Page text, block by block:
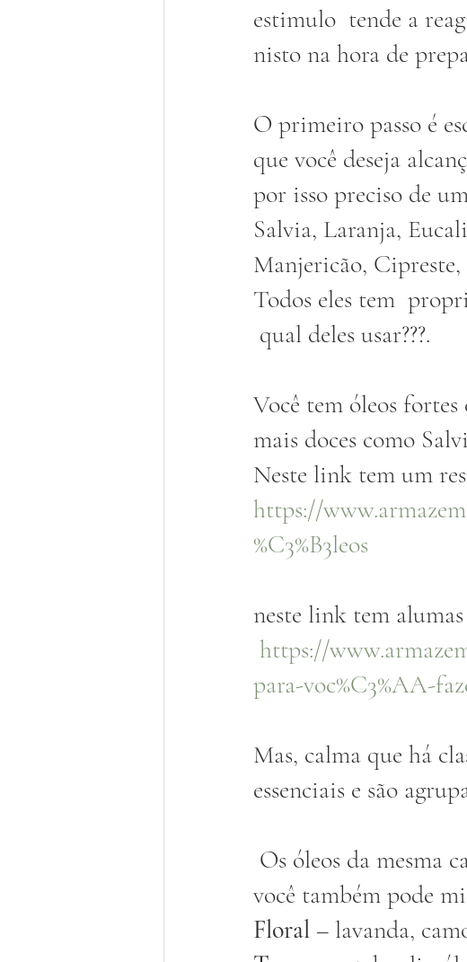
estimulo  tende a
nisto na hora de
O primeiro passo é
que você deseja
por isso preciso de
Salvia, Laranja,
Manjericão,
Todos eles tem
qual deles usar???.
Você tem óleos
mais doces como
Neste link tem um
https://
%C3%B3leos
neste link tem
https://
para-voc%C3%AA-
Mas, calma que há
essenciais e são
você também pode
Floral – lavanda,